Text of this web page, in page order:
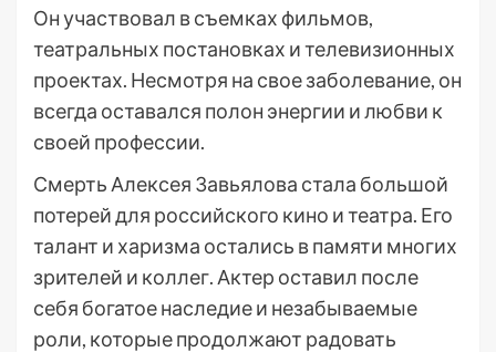
Он участвовал в съемках фильмов,
театральных постановках и телевизионных
проектах. Несмотря на свое заболевание, он
всегда оставался полон энергии и любви к
своей профессии.
Смерть Алексея Завьялова стала большой
потерей для российского кино и театра. Его
талант и харизма остались в памяти многих
зрителей и коллег. Актер оставил после
себя богатое наследие и незабываемые
роли, которые продолжают радовать